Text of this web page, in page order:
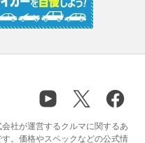
社が運営するクルマに関するあ
。価格やスペックなどの公式情